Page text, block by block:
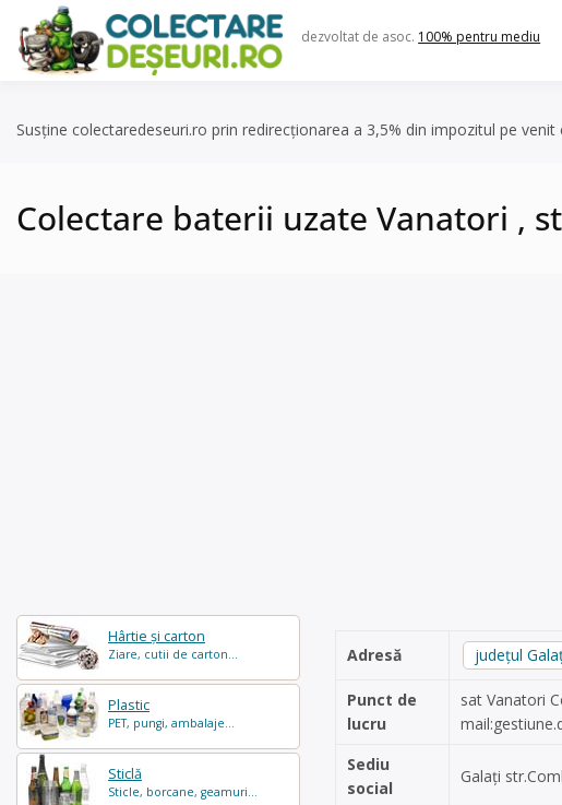
content
dezvoltat de asoc. 100% pentru mediu
Susține colectaredeseuri.ro prin redirecționarea a 3,5% din impozitul pe venit
Colectare baterii uzate Vanatori ,
Hârtie și carton
Ziare, cutii de carton...
Plastic
PET, pungi, ambalaje...
Sticlă
Sticle, borcane, geamuri...
Adresă județul
Punct de
lucru
sat Vanatori
mail:
Sediu
social
Galați